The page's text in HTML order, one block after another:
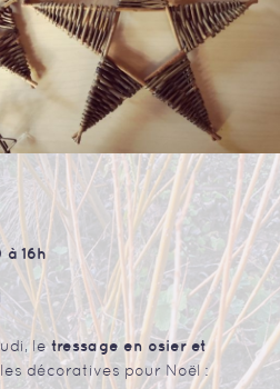
à 16h
letressage en osier et
décoratives pour Noël :